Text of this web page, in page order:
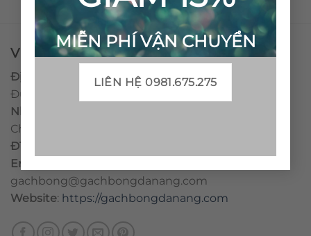
MIỄN PHÍ VẬN CHUYỂN
LIÊN HỆ 0981.675.275
VPĐD - CTY TNHH GẠCH BÔNG VIỆT NAM
Địa chỉ:
CCN Quán Lát, Xã Đức Chánh, Huyện Mộ
Đức, Tỉnh Quảng Ngãi
Nhà máy miền trung:
Chánh, Huyện Mộ Đức, Tỉnh Quảng Ngãi, Việt Nam
ĐT
Email
gachbong@gachbongdanang.com
Website: https://gachbongdanang.com